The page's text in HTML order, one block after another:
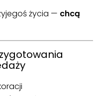
życia — chcą